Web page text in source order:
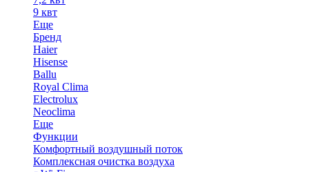
9 квт
Еще
Бренд
Haier
Hisense
Ballu
Royal Clima
Electrolux
Neoclima
Еще
Функции
Комфортный воздушный поток
Комплексная очистка воздуха